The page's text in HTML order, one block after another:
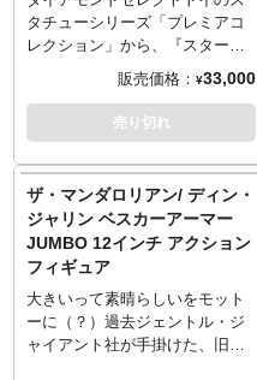
なりますため、大幅に遅れや前
倒しとなる場合もございます。
代金のうち「\20,000」を内金と
してお支払いをお願いします
（内金確認をもってご予約受付
■内金は同ページに記載しており
ますURLからご注文ください。
■残りの商品代金につきましては
入荷後に支払いいただきます。
■商品入荷のご案内後に通常どお
り配送指示をお願いします。
■スマートフォンでご予約の場合
はご予約後に別途内金のご案内
メールをお送りします。
タチューシリーズ「プレミアコ
レクション」から、『スターウ
ォーズ マンダロリアン』のディ
ン・ジャリン＆グローグーがラ
インナップしました。「マンド
ー」ことディン・ジャリンが、
で再現しました。とっさの仕草
だと思われる、グローグーを守
ろうとする左手の位置に、ダイ
アモンドセレクト＆ジェントル
ジャイアントのこだわりが垣間
見れます。
※この商品は入荷数の減数など
販売価格： ¥33,000
売り切れ
ザ・マンダロリアン/ ディン・
ジャリン ベスカーアーマー
JUMBO 12インチ アクション
フィギュア
大きいって素晴らしいをモット
ーに（？）過去ジェントル・ジ
ャイアント社が手掛けた、旧三